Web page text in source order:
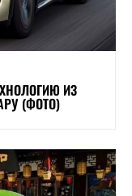
ИЗ
(ФОТО)